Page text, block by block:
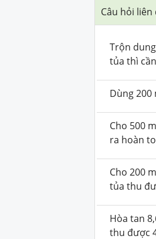
Câu hỏi liên
Trộn
tủa thì
Dùng 200
Cho 500
ra hoàn
Cho 200
tủa thu
Hòa tan
thu được